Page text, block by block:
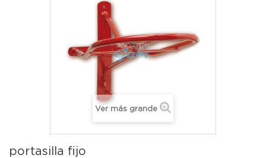
Ver más grande
portasilla fijo